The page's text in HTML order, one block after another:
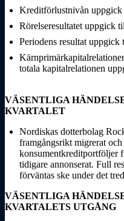
Kreditförlustnivån
Rörelseresultatet uppgick
Periodens resultat
totala kapitalrelationen
VÄSENTLIGA
KVARTALET
Nordiskas dotterbolag
framgångsrikt migrerat
konsumentkreditportföljer
tidigare annonserat. Full
förväntas ske under det
VÄSENTLIGA
KVARTALETS UTGÅNG